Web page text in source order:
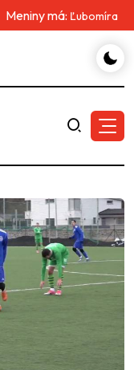
Meniny má: Ľubomíra